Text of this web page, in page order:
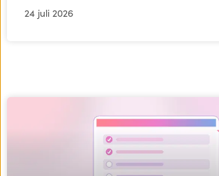
24 juli 2026